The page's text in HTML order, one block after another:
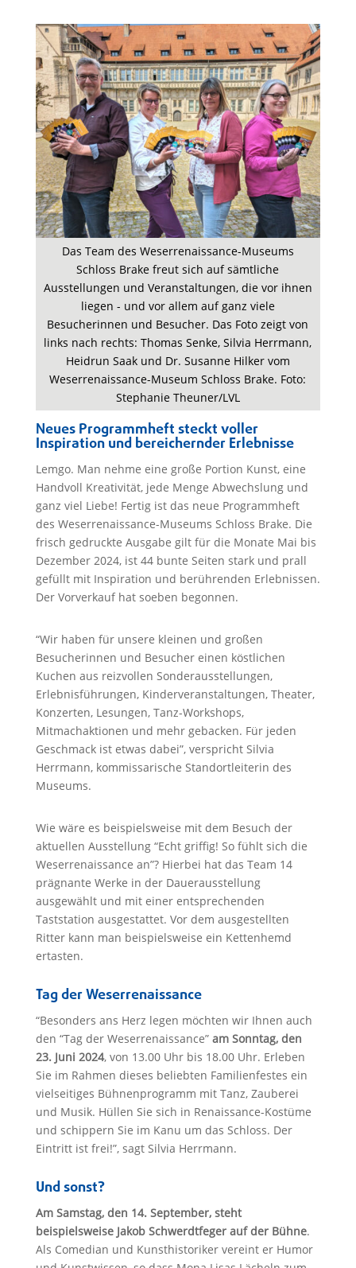
Das Team des Weserrenaissance-Museums
Schloss Brake freut sich auf sämtliche
Ausstellungen und Veranstaltungen, die vor ihnen
liegen - und vor allem auf ganz viele
Besucherinnen und Besucher. Das Foto zeigt von
links nach rechts: Thomas Senke, Silvia Herrmann,
Heidrun Saak und Dr. Susanne Hilker vom
Weserrenaissance-Museum Schloss Brake. Foto:
Stephanie Theuner/LVL
Neues Programmheft steckt voller
Inspiration und bereichernder Erlebnisse
Lemgo. Man nehme eine große Portion Kunst, eine
Handvoll Kreativität, jede Menge Abwechslung und
ganz viel Liebe! Fertig ist das neue Programmheft
des Weserrenaissance-Museums Schloss Brake. Die
frisch gedruckte Ausgabe gilt für die Monate Mai bis
Dezember 2024, ist 44 bunte Seiten stark und prall
gefüllt mit Inspiration und berührenden Erlebnissen.
Der Vorverkauf hat soeben begonnen.
“Wir haben für unsere kleinen und großen
Besucherinnen und Besucher einen köstlichen
Kuchen aus reizvollen Sonderausstellungen,
Erlebnisführungen, Kinderveranstaltungen, Theater,
Konzerten, Lesungen, Tanz-Workshops,
Mitmachaktionen und mehr gebacken. Für jeden
Geschmack ist etwas dabei”, verspricht Silvia
Herrmann, kommissarische Standortleiterin des
Museums.
Wie wäre es beispielsweise mit dem Besuch der
aktuellen Ausstellung “Echt griffig! So fühlt sich die
Weserrenaissance an”? Hierbei hat das Team 14
prägnante Werke in der Dauerausstellung
ausgewählt und mit einer entsprechenden
Taststation ausgestattet. Vor dem ausgestellten
Ritter kann man beispielsweise ein Kettenhemd
ertasten.
Tag der Weserrenaissance
“Besonders ans Herz legen möchten wir Ihnen auch
den “Tag der Weserrenaissance” am Sonntag, den
23. Juni 2024, von 13.00 Uhr bis 18.00 Uhr. Erleben
Sie im Rahmen dieses beliebten Familienfestes ein
vielseitiges Bühnenprogramm mit Tanz, Zauberei
und Musik. Hüllen Sie sich in Renaissance-Kostüme
und schippern Sie im Kanu um das Schloss. Der
Eintritt ist frei!”, sagt Silvia Herrmann.
Und sonst?
Am Samstag, den 14. September, steht
beispielsweise Jakob Schwerdtfeger auf der Bühne.
Als Comedian und Kunsthistoriker vereint er Humor